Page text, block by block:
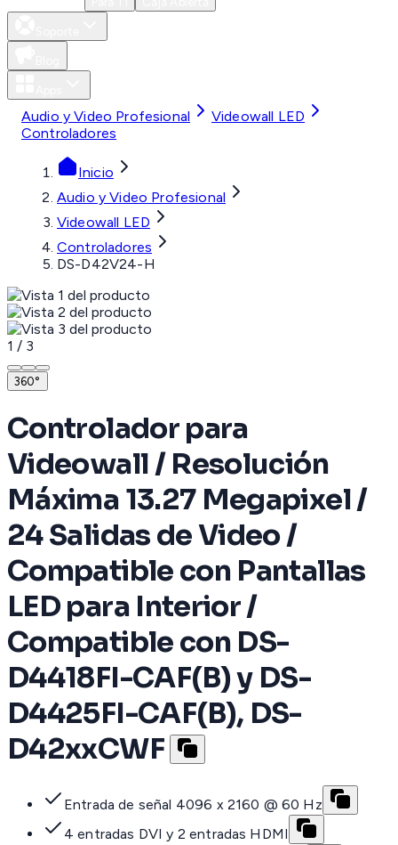
Audio y Video Profesional
Videowall LED
Controladores
Inicio
Audio y Video Profesional
Videowall LED
Controladores
DS-D42V24-H
1 / 3
360°
Controlador para
Videowall / Resolución
Máxima 13.27 Megapixel /
24 Salidas de Video /
Compatible con Pantallas
LED para Interior /
Compatible con DS-
D4418FI-CAF(B) y DS-
D4425FI-CAF(B), DS-
D42xxCWF
Entrada de señal 4096 x 2160 @ 60 Hz
4 entradas DVI y 2 entradas HDMI